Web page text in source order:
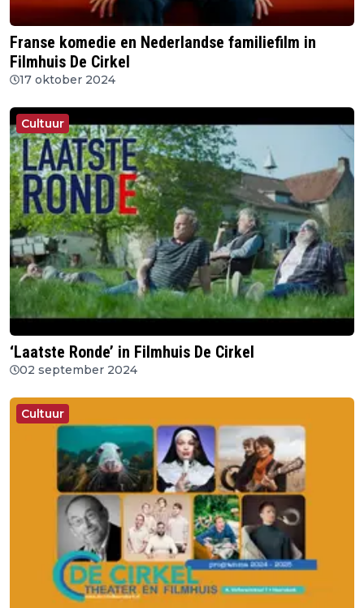
Franse komedie en Nederlandse familiefilm in
Filmhuis De Cirkel
17 oktober 2024
Cultuur
‘Laatste Ronde’ in Filmhuis De Cirkel
02 september 2024
Cultuur